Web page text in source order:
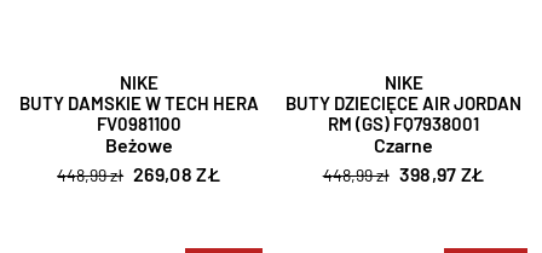
NIKE
BUTY DAMSKIE W TECH HERA
FV0981100
Beżowe
448,99 zł 269,08 ZŁ
NIKE
BUTY DZIECIĘCE AIR JORDAN
RM (GS) FQ7938001
Czarne
448,99 zł 398,97 ZŁ